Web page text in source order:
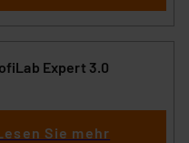
Expert 3.0
Sie mehr